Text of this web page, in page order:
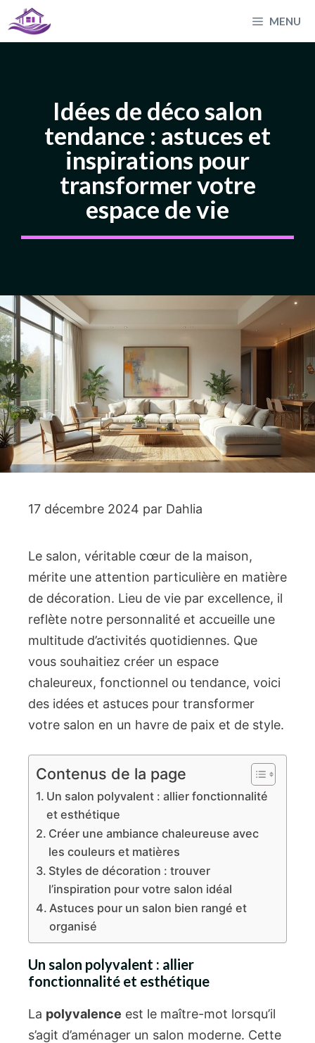
Aller
au
MENU
Idées de déco salon
tendance : astuces et
inspirations pour
transformer votre
espace de vie
17 décembre 2024 par Dahlia
Le salon, véritable cœur de la maison,
mérite une attention particulière en matière
de décoration. Lieu de vie par excellence, il
reflète notre personnalité et accueille une
multitude d’activités quotidiennes. Que
vous souhaitiez créer un espace
chaleureux, fonctionnel ou tendance, voici
des idées et astuces pour transformer
votre salon en un havre de paix et de style.
Contenus de la page
Un salon polyvalent : allier fonctionnalité
et esthétique
Créer une ambiance chaleureuse avec
les couleurs et matières
Styles de décoration : trouver
l’inspiration pour votre salon idéal
Astuces pour un salon bien rangé et
organisé
Un salon polyvalent : allier
fonctionnalité et esthétique
La polyvalence est le maître-mot lorsqu’il
s’agit d’aménager un salon moderne. Cette